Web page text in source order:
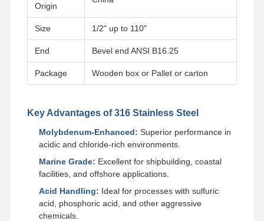
Фитинги для труб из нержавеющей стали
Выкованные нержавеющей сталью штуцеры трубы
клапан из нержавеющей стали
Трубы нержавеющей стали безшовные
Штуцеры санитарной трубы нержавеющей стали
ТРУБКА БА
Трубы сваренные нержавеющей сталью
Лист катушки нержавеющей стали
Origin
Size 1/2" up to 110"
End Bevel end ANSI B16.25
Package Wooden box or Pallet or carton
Key Advantages of 316 Stainless Steel
Molybdenum-Enhanced: Superior performance in
acidic and chloride-rich environments.
Marine Grade: Excellent for shipbuilding, coastal
facilities, and offshore applications.
Acid Handling: Ideal for processes with sulfuric
acid, phosphoric acid, and other aggressive
chemicals.